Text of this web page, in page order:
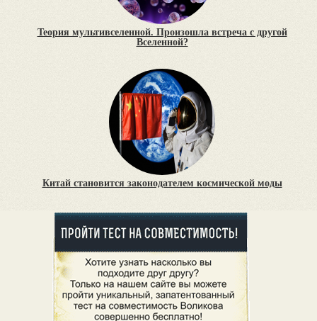
Теория мультивселенной. Произошла встреча с другой
Вселенной?
Китай становится законодателем космической моды